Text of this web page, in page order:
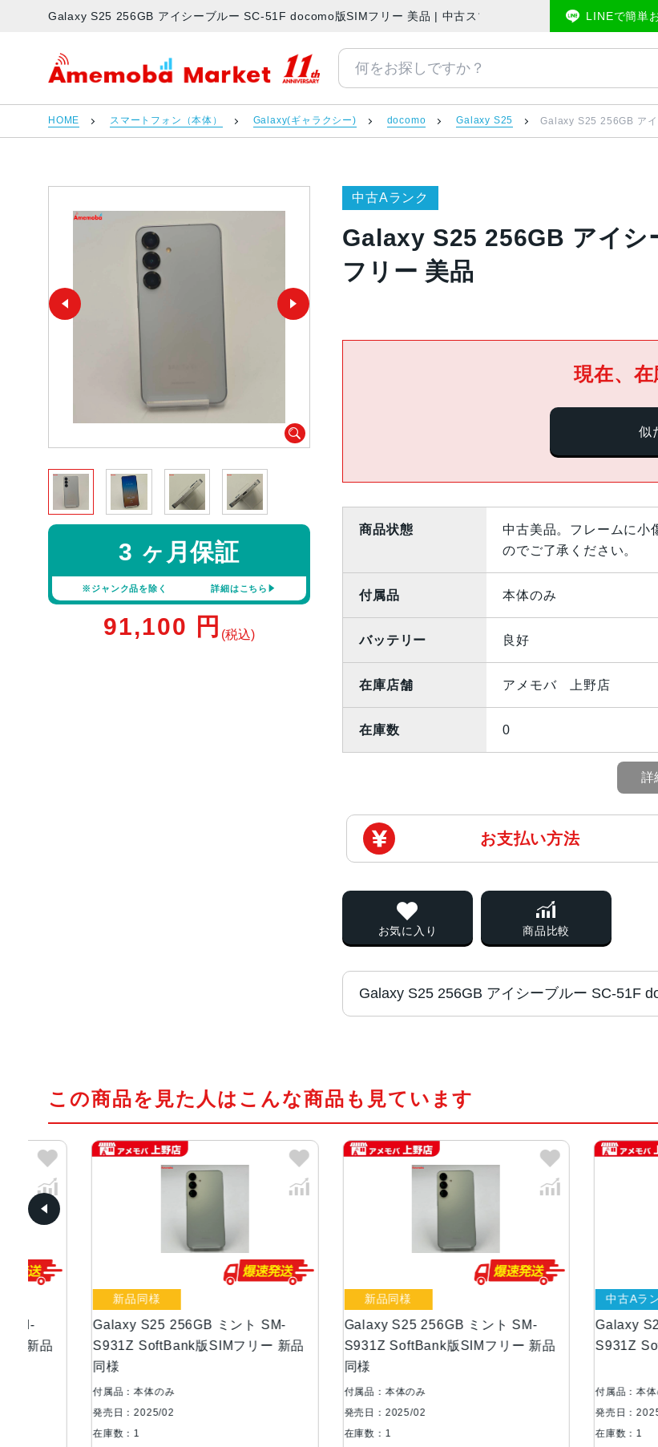
Galaxy S25 256GB アイシーブルー SC-51F docomo版SIMフリー 美品 | 中古スマホ販売のアメモバマーケット
LINEで簡単
アメモバマーケット
HOME スマートフォン（本体） Galaxy(ギャラクシー) docomo Galaxy S25 Galaxy S25 256GB ア
中古Aランク
Galaxy S25 256GB アイ
フリー 美品
3 ヶ月保証
※ジャンク品を除く 詳細はこちら
91,100 円 (税込)
現在、
似
商品状態
中古美品。フレームに小
のでご了承ください。
付属品 本体のみ
バッテリー 良好
在庫店舗 アメモバ 上野店
在庫数 0
詳
お支払い方法
お気に入り 商品比較
Galaxy S25 256GB アイシーブルー SC-51F
液晶
サイズ 約W71×H147×D7.2mm
約162g
カラー
シルバー シャドウ
ネイビー
背面カメラ
超広角：約1200万画素
広角：約5000万画素
望遠：約1000万画素
この商品を見た人はこんな商品も見ています
Galaxy S25 256GB ミント SM-
S931Z SoftBank版SIMフリー 新品
新品同様
付属品：本体のみ
発売日：2025/02
在庫数：1
Galaxy S25 256GB ミント SM-
S931Z SoftBank版SIMフリー 新品
新品同様
付属品：本体のみ
発売日：2025/02
在庫数：1
Galaxy S25
S931Z SoftBank
中古Aランク
付属品：本体のみ
発売日：2025/02
在庫数：1